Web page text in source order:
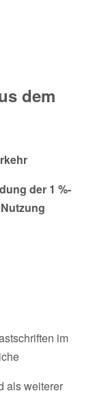
dem
der 1 %-
im
als weiterer